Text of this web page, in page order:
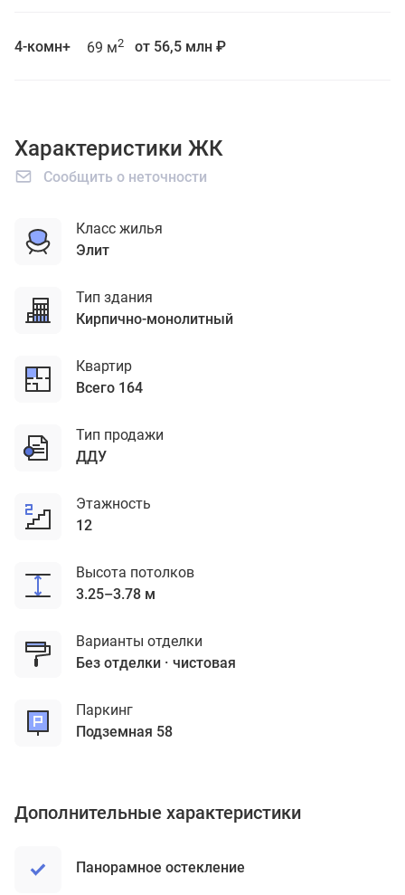
4-комн+ 69 м2 от 56,5 млн ₽
Характеристики ЖК
Сообщить о неточности
Класс жилья
элит
Тип здания
кирпично-монолитный
Квартир
Всего 164
Тип продажи
ДДУ
Этажность
12
Высота потолков
3.25–3.78 м
Варианты отделки
без отделки
чистовая
Паркинг
подземная 58
Дополнительные характеристики
Панорамное остекление